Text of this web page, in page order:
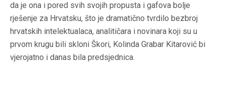
da je ona i pored svih svojih propusta i gafova bolje
rješenje za Hrvatsku, što je dramatično tvrdilo bezbroj
hrvatskih intelektualaca, analitičara i novinara koji su u
prvom krugu bili skloni Škori, Kolinda Grabar Kitarović bi
vjerojatno i danas bila predsjednica.